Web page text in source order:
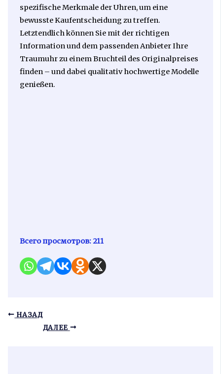
spezifische Merkmale der Uhren, um eine
bewusste Kaufentscheidung zu treffen.
Letztendlich können Sie mit der richtigen
Information und dem passenden Anbieter Ihre
Traumuhr zu einem Bruchteil des Originalpreises
finden – und dabei qualitativ hochwertige Modelle
genießen.
Всего просмотров:211
НАЗАД
ДАЛЕЕ